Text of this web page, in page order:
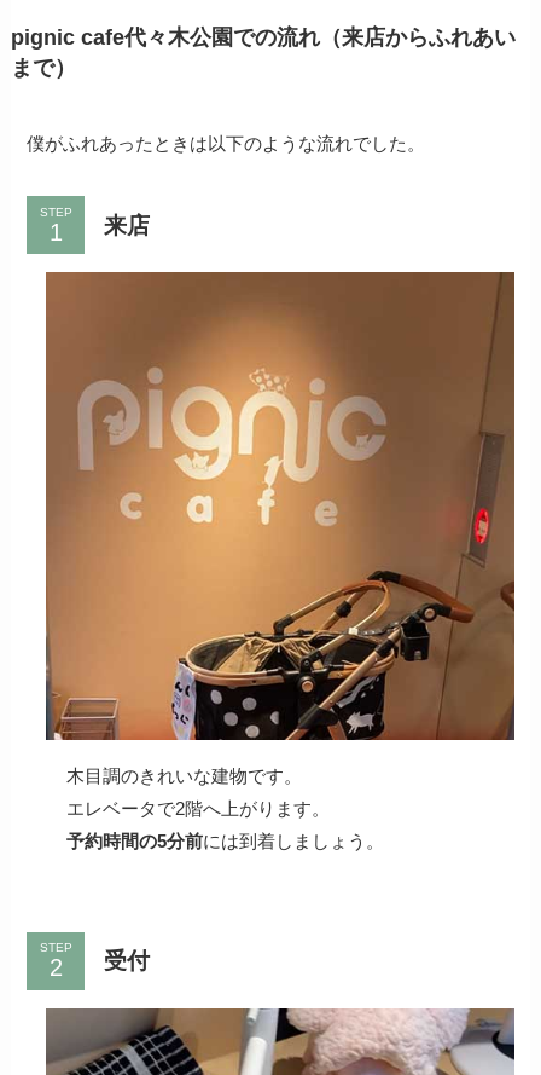
pignic cafe代々木公園での流れ（来店からふれあい
まで）
僕がふれあったときは以下のような流れでした。
STEP
来店
木目調のきれいな建物です。
エレベータで2階へ上がります。
予約時間の5分前には到着しましょう。
STEP
受付